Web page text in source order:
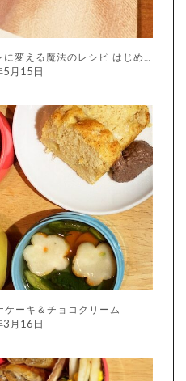
月15日
ーキ＆チョコクリーム
月16日